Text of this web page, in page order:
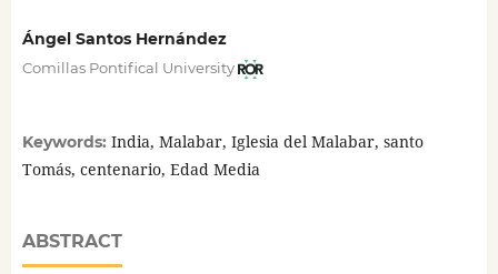
Ángel Santos Hernández
Comillas Pontifical University
Keywords: India, Malabar, Iglesia del Malabar, santo
Tomás, centenario, Edad Media
ABSTRACT